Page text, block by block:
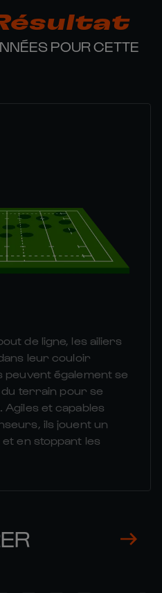
POUR CETTE
de ligne, les ailiers
leur couloir
peuvent également se
terrain pour se
et capables
ils jouent un
en stoppant les